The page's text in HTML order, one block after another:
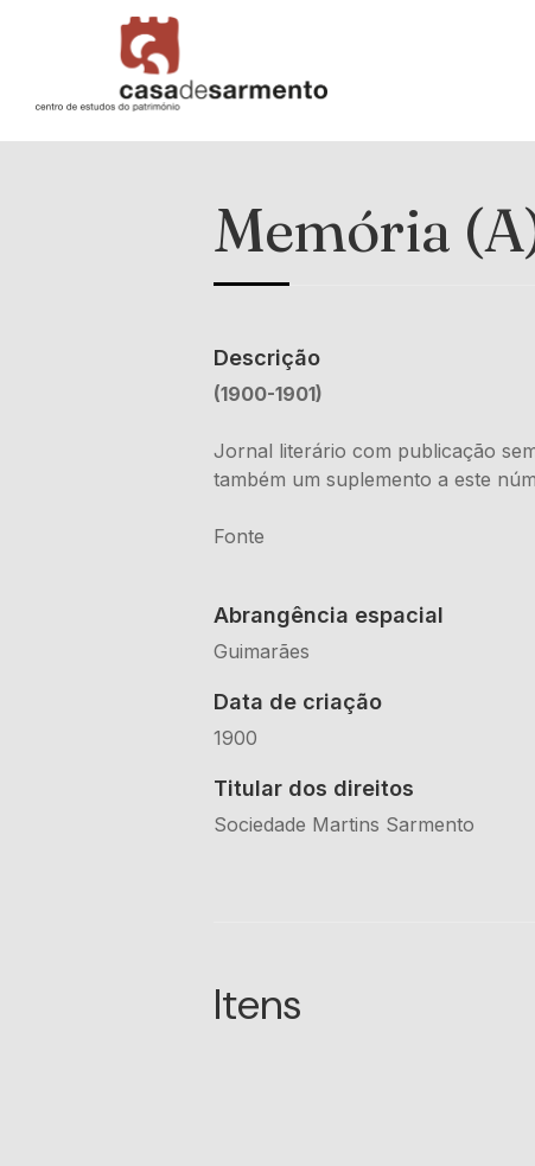
Memória
Descrição
(1900-1901)
Jornal literário com publicação
também um suplemento a este
Fonte
Abrangência espacial
Guimarães
Data de criação
1900
Titular dos direitos
Sociedade Martins Sarmento
Itens